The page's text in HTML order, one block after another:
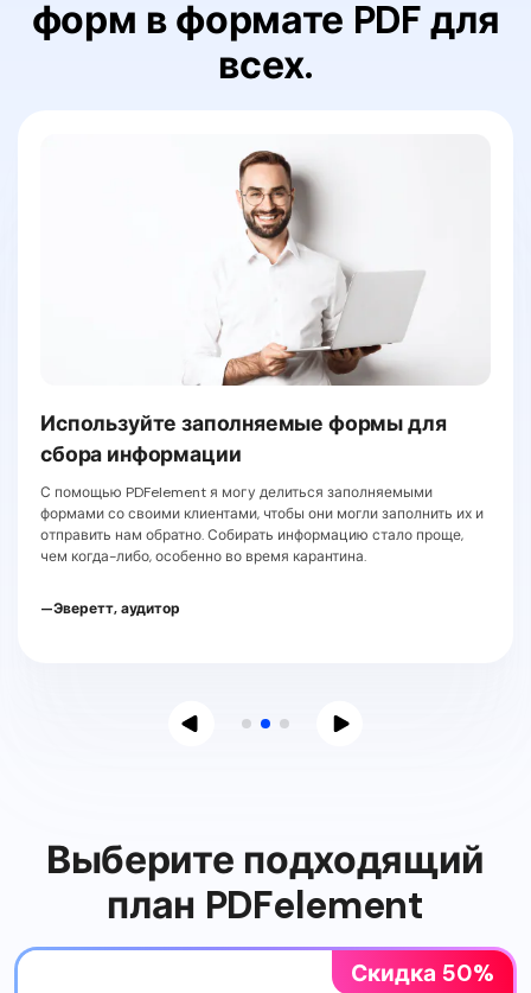
форм в формате PDF для
всех.
Используйте заполняемые формы для
сбора информации
С помощью PDFelement я могу делиться заполняемыми
формами со своими клиентами, чтобы они могли заполнить их и
отправить нам обратно. Собирать информацию стало проще,
чем когда-либо, особенно во время карантина.
—Эверетт, аудитор
Выберите подходящий
план PDFelement
Скидка 50%